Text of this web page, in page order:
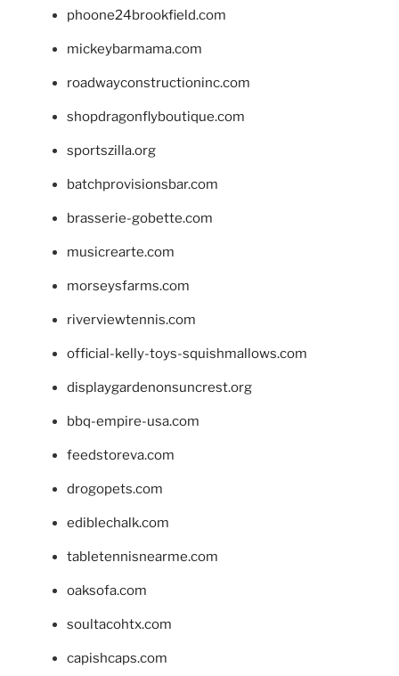
phoone24brookfield.com
mickeybarmama.com
roadwayconstructioninc.com
shopdragonflyboutique.com
sportszilla.org
batchprovisionsbar.com
brasserie-gobette.com
musicrearte.com
morseysfarms.com
riverviewtennis.com
official-kelly-toys-squishmallows.com
displaygardenonsuncrest.org
bbq-empire-usa.com
feedstoreva.com
drogopets.com
ediblechalk.com
tabletennisnearme.com
oaksofa.com
soultacohtx.com
capishcaps.com